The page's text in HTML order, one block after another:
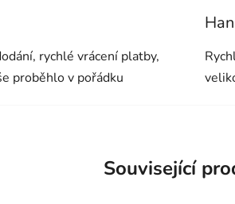
rychlé vrácení platby,
proběhlo v pořádku
Související